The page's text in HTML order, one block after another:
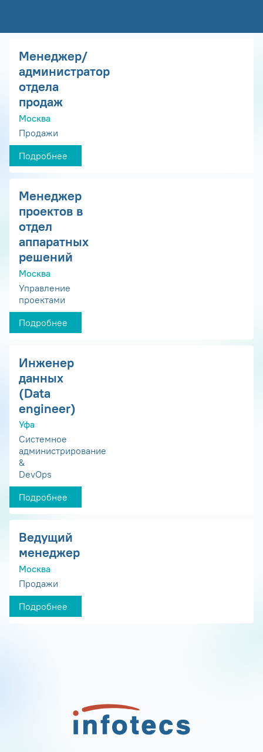
Менеджер/
администратор
отдела
продаж
Москва
Продажи
Подробнее
Менеджер
проектов в
отдел
аппаратных
решений
Москва
Управление
проектами
Подробнее
Инженер
данных
(Data
engineer)
Уфа
Системное
администрирование
&
DevOps
Подробнее
Ведущий
менеджер
Москва
Продажи
Подробнее